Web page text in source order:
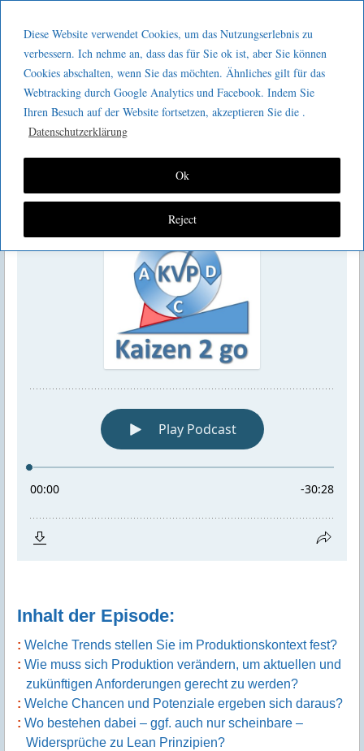
Diese Website verwendet Cookies, um das Nutzungserlebnis zu
verbessern. Ich nehme an, dass das für Sie ok ist, aber Sie können
Cookies abschalten, wenn Sie das möchten. Ähnliches gilt für das
Webtracking durch Google Analytics und Facebook. Indem Sie
Ihren Besuch auf der Website fortsetzen, akzeptieren Sie die .
Datenschutzerklärung
Reject
Ok
GeeMco :
Götz Müller
Consulting
Kaizen 2 go 276 : Produktion der
Zukunft, Zukunft der Produktion
Inhalt der Episode:
Welche Trends stellen Sie im Produktionskontext fest?
Wie muss sich Produktion verändern, um aktuellen und
zukünftigen Anforderungen gerecht zu werden?
Welche Chancen und Potenziale ergeben sich daraus?
Wo bestehen dabei – ggf. auch nur scheinbare –
Widersprüche zu Lean Prinzipien?